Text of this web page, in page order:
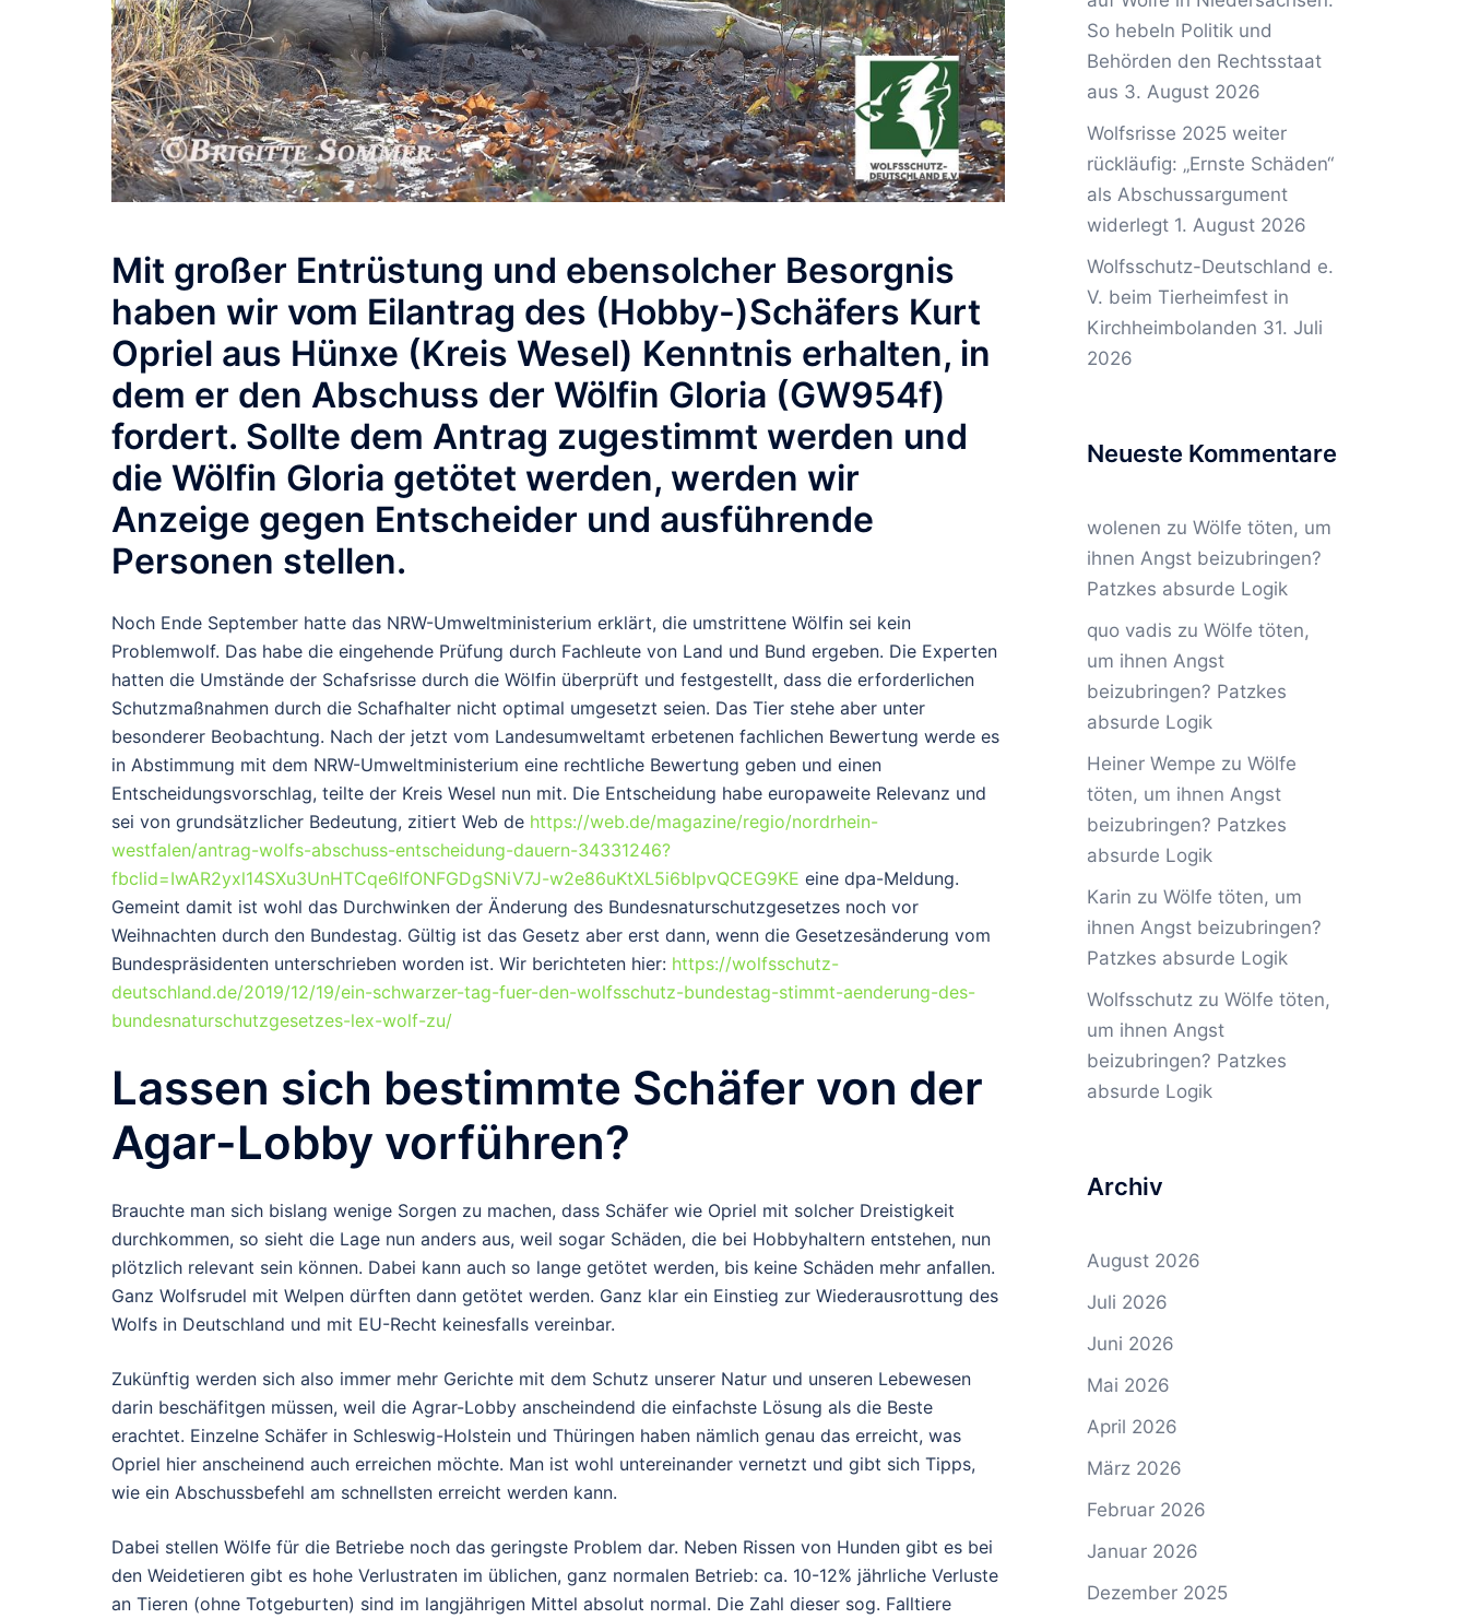
Mit großer Entrüstung und ebensolcher Besorgnis
haben wir vom Eilantrag des (Hobby-)Schäfers Kurt
Opriel aus Hünxe (Kreis Wesel) Kenntnis erhalten, in
dem er den Abschuss der Wölfin Gloria (GW954f)
fordert. Sollte dem Antrag zugestimmt werden und
die Wölfin Gloria getötet werden, werden wir
Anzeige gegen Entscheider und ausführende
Personen stellen.
Noch Ende September hatte das NRW-Umweltministerium erklärt, die umstrittene Wölfin sei kein
Problemwolf. Das habe die eingehende Prüfung durch Fachleute von Land und Bund ergeben. Die Experten
hatten die Umstände der Schafsrisse durch die Wölfin überprüft und festgestellt, dass die erforderlichen
Schutzmaßnahmen durch die Schafhalter nicht optimal umgesetzt seien. Das Tier stehe aber unter
besonderer Beobachtung. Nach der jetzt vom Landesumweltamt erbetenen fachlichen Bewertung werde es
in Abstimmung mit dem NRW-Umweltministerium eine rechtliche Bewertung geben und einen
Entscheidungsvorschlag, teilte der Kreis Wesel nun mit. Die Entscheidung habe europaweite Relevanz und
sei von grundsätzlicher Bedeutung, zitiert Web de https://web.de/magazine/regio/nordrhein-
westfalen/antrag-wolfs-abschuss-entscheidung-dauern-34331246?
fbclid=IwAR2yxl14SXu3UnHTCqe6IfONFGDgSNiV7J-w2e86uKtXL5i6bIpvQCEG9KE eine dpa-Meldung.
Gemeint damit ist wohl das Durchwinken der Änderung des Bundesnaturschutzgesetzes noch vor
Weihnachten durch den Bundestag. Gültig ist das Gesetz aber erst dann, wenn die Gesetzesänderung vom
Bundespräsidenten unterschrieben worden ist. Wir berichteten hier: https://wolfsschutz-
deutschland.de/2019/12/19/ein-schwarzer-tag-fuer-den-wolfsschutz-bundestag-stimmt-aenderung-des-
bundesnaturschutzgesetzes-lex-wolf-zu/
Lassen sich bestimmte Schäfer von der
Agar-Lobby vorführen?
Brauchte man sich bislang wenige Sorgen zu machen, dass Schäfer wie Opriel mit solcher Dreistigkeit
durchkommen, so sieht die Lage nun anders aus, weil sogar Schäden, die bei Hobbyhaltern entstehen, nun
plötzlich relevant sein können. Dabei kann auch so lange getötet werden, bis keine Schäden mehr anfallen.
Ganz Wolfsrudel mit Welpen dürften dann getötet werden. Ganz klar ein Einstieg zur Wiederausrottung des
Wolfs in Deutschland und mit EU-Recht keinesfalls vereinbar.
Zukünftig werden sich also immer mehr Gerichte mit dem Schutz unserer Natur und unseren Lebewesen
darin beschäfitgen müssen, weil die Agrar-Lobby anscheindend die einfachste Lösung als die Beste
erachtet. Einzelne Schäfer in Schleswig-Holstein und Thüringen haben nämlich genau das erreicht, was
Opriel hier anscheinend auch erreichen möchte. Man ist wohl untereinander vernetzt und gibt sich Tipps,
wie ein Abschussbefehl am schnellsten erreicht werden kann.
Dabei stellen Wölfe für die Betriebe noch das geringste Problem dar. Neben Rissen von Hunden gibt es bei
den Weidetieren gibt es hohe Verlustraten im üblichen, ganz normalen Betrieb: ca. 10-12% jährliche Verluste
an Tieren (ohne Totgeburten) sind im langjährigen Mittel absolut normal. Die Zahl dieser sog. Falltiere
So hebeln Politik und
Behörden den Rechtsstaat
aus 3. August 2026
Wolfsrisse 2025 weiter
rückläufig: „Ernste Schäden“
als Abschussargument
widerlegt 1. August 2026
Wolfsschutz-Deutschland e.
V. beim Tierheimfest in
Kirchheimbolanden 31. Juli
2026
Neueste Kommentare
wolenen zu Wölfe töten, um
ihnen Angst beizubringen?
Patzkes absurde Logik
quo vadis zu Wölfe töten,
um ihnen Angst
beizubringen? Patzkes
absurde Logik
Heiner Wempe zu Wölfe
töten, um ihnen Angst
beizubringen? Patzkes
absurde Logik
Karin zu Wölfe töten, um
ihnen Angst beizubringen?
Patzkes absurde Logik
Wolfsschutzzu Wölfe töten,
um ihnen Angst
beizubringen? Patzkes
absurde Logik
Archiv
August 2026
Juli 2026
Juni 2026
Mai 2026
April 2026
März 2026
Februar 2026
Januar 2026
Dezember 2025